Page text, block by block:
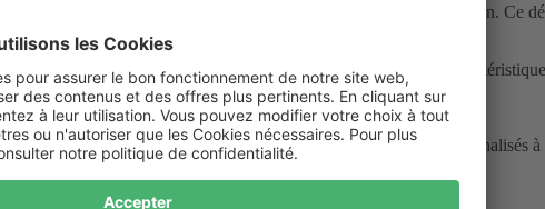
(14) jours suivant la communication de votre décision de rétractation. Ce
à votre charge.
autres que celles nécessaires pour établir la nature, les
confectionnés selon vos spécifications ou nettement personnalisés